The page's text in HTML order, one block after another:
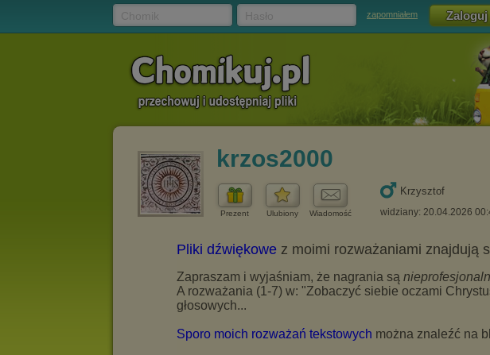
zapomniałem
krzos2000
Prezent Ulubiony Wiadomość
Krzysztof
widziany: 20.04.2026